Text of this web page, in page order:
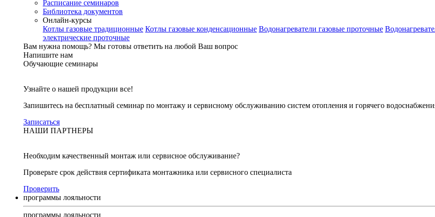
Расписание семинаров
Библиотека документов
Онлайн-курсы
Котлы газовые традиционные Котлы газовые конденсационные Водонагреватели газовые проточные
электрические проточные
Вам нужна помощь? Мы готовы ответить на любой Ваш вопрос
Напишите нам
Обучающие семинары
Узнайте о нашей продукции все!
Запишитесь на бесплатный семинар по монтажу и сервисному обслуживанию систем отопления и горячего
Записаться
НАШИ ПАРТНЕРЫ
Необходим качественный монтаж или сервисное обслуживание?
Проверьте срок действия сертификата монтажника или сервисного специалиста
Проверить
программы лояльности
программы лояльности